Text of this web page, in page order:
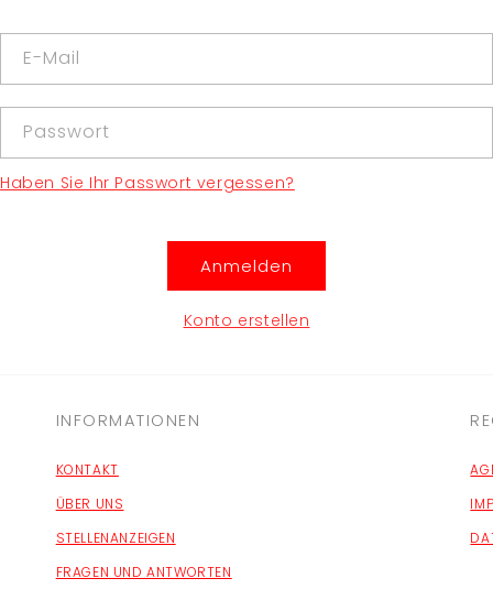
E-Mail
Passwort
Haben Sie Ihr Passwort vergessen?
Anmelden
Konto erstellen
INFORMATIONEN
KONTAKT
ÜBER UNS
STELLENANZEIGEN
FRAGEN UND ANTWORTEN